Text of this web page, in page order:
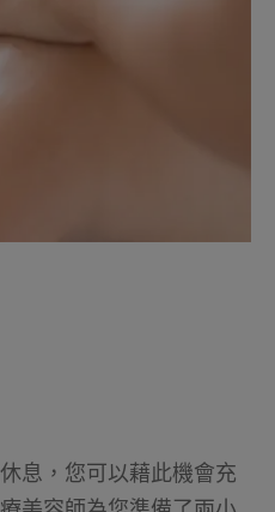
息，您可以藉此機會充